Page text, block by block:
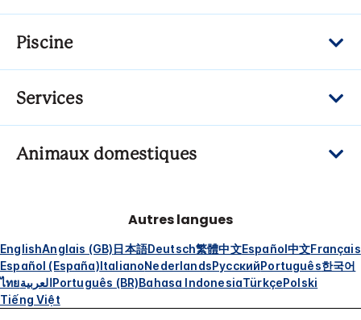
Piscine
Services
Animaux domestiques
Autres langues
EnglishAnglais (GB)日本語Deutsch繁體中文Español中文Français
Español (España)ItalianoNederlandsРусскийPortuguês한국어
ไทยالعربيةPortuguês (BR)Bahasa IndonesiaTürkçePolski
Tiếng Việt